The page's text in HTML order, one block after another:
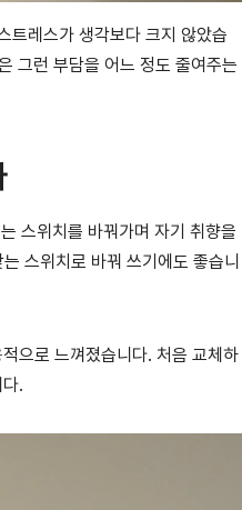
트레스가 생각보다 크지 않았습
그런 부담을 어느 정도 줄여주는
스위치를 바꿔가며 자기 취향을
스위치로 바꿔 쓰기에도 좋습니
으로 느껴졌습니다. 처음 교체하
.